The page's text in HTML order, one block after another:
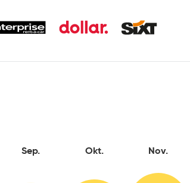
Sep. Okt. Nov.